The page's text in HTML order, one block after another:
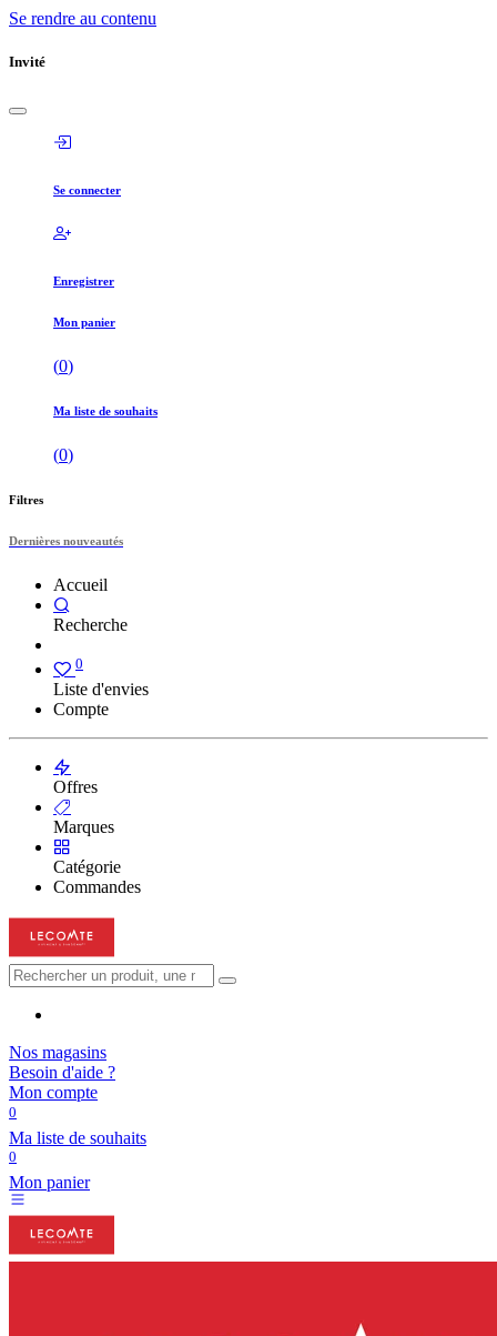
Se rendre au contenu
Invité
Se connecter
Enregistrer
Mon panier
(0)
Ma liste de souhaits
(0)
Filtres
Dernières nouveautés
Accueil
Recherche
0
Liste d'envies
Compte
Offres
Marques
Catégorie
Commandes
Nos magasins
Besoin d'aide ?
Mon compte
0
Ma liste de souhaits
0
Mon panier